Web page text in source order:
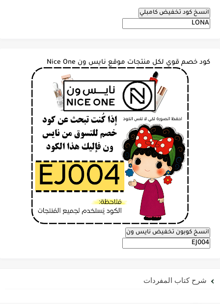
انسخ كود تخفيض كامبلي
كود خصم قوي لكل منتجات موقع نايس ون Nice One
انسخ كوبون تخفيض نايس ون
شرح كتاب المفردات